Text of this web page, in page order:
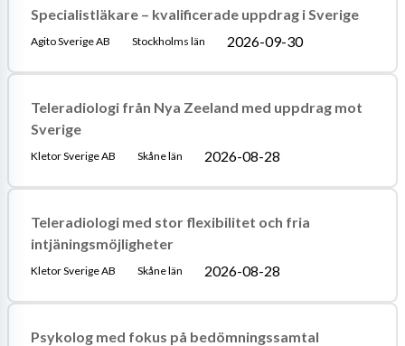
Specialistläkare – kvalificerade uppdrag i Sverige
Agito Sverige AB Stockholms län 2026-09-30
Teleradiologi från Nya Zeeland med uppdrag mot
Sverige
Kletor Sverige AB Skåne län 2026-08-28
Teleradiologi med stor flexibilitet och fria
intjäningsmöjligheter
Kletor Sverige AB Skåne län 2026-08-28
Psykolog med fokus på bedömningssamtal